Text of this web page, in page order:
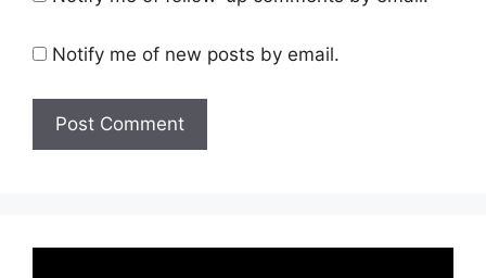
Notify me of new posts by email.